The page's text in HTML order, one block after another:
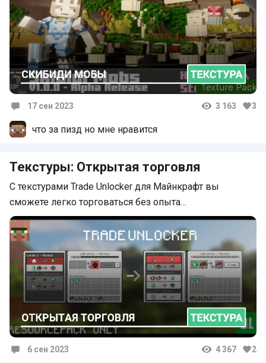
17 сен 2023 3 163 3
что за пизд но мне нравится
Текстуры: Открытая торговля
С текстурами Trade Unlocker для Майнкрафт вы
сможете легко торговаться без опыта…
6 сен 2023 4 367 2